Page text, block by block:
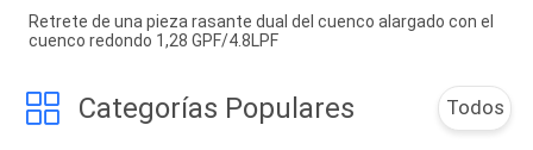
Retrete de una pieza rasante dual del cuenco alargado con el
cuenco redondo 1,28 GPF/4.8LPF
Categorías Populares Todos